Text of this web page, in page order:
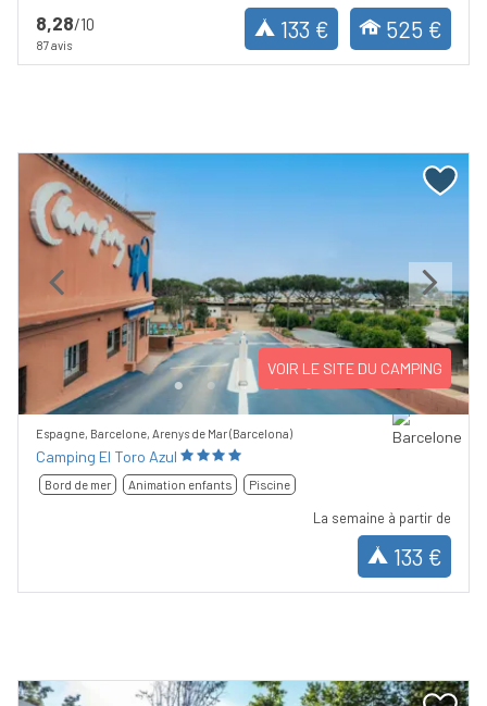
8,28/10
87 avis
133 € 525 €
Previous Next
VOIR LE SITE DU CAMPING
Espagne, Barcelone, Arenys de Mar (Barcelona)
Camping El Toro Azul
Bord de mer Animation enfants Piscine
La semaine à partir de
133 €